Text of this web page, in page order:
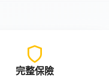
完整保險